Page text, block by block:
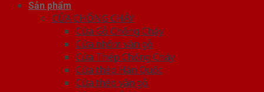
Sản phẩm
CỬA CHỐNG CHÁY
Cửa Gỗ Chống Cháy
Cửa nhôm vân gỗ
Cửa Thép Chống Cháy
Cửa thép Hàn Quốc
Cửa thép vân gỗ